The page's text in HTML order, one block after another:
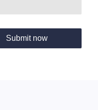
Submit now